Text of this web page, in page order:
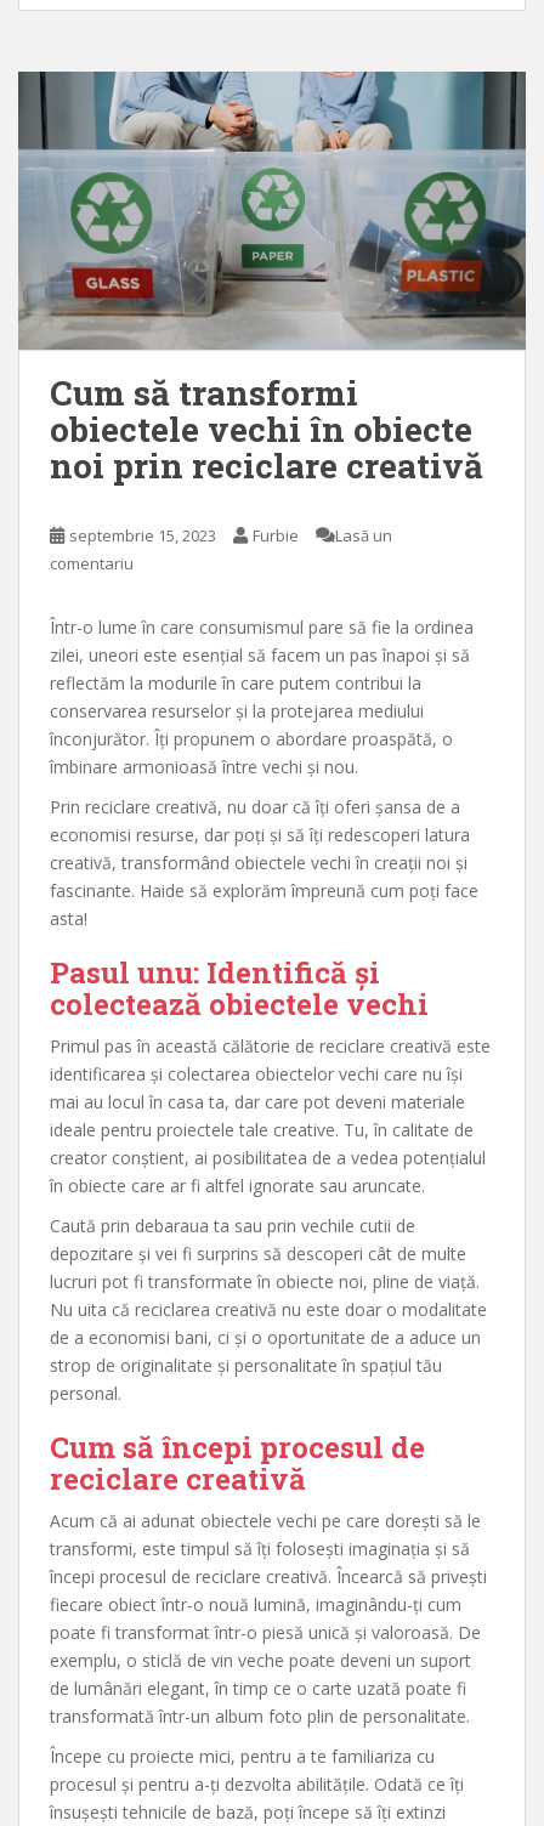
Cum să transformi
obiectele vechi în obiecte
noi prin reciclare creativă
septembrie 15, 2023 Furbie
Lasă un
comentariu
Într-o lume în care consumismul pare să fie la ordinea
zilei, uneori este esențial să facem un pas înapoi și să
reflectăm la modurile în care putem contribui la
conservarea resurselor și la protejarea mediului
înconjurător. Îți propunem o abordare proaspătă, o
îmbinare armonioasă între vechi și nou.
Prin reciclare creativă, nu doar că îți oferi șansa de a
economisi resurse, dar poți și să îți redescoperi latura
creativă, transformând obiectele vechi în creații noi și
fascinante. Haide să explorăm împreună cum poți face
asta!
Pasul unu: Identifică și
colectează obiectele vechi
Primul pas în această călătorie de reciclare creativă este
identificarea și colectarea obiectelor vechi care nu își
mai au locul în casa ta, dar care pot deveni materiale
ideale pentru proiectele tale creative. Tu, în calitate de
creator conștient, ai posibilitatea de a vedea potențialul
în obiecte care ar fi altfel ignorate sau aruncate.
Caută prin debaraua ta sau prin vechile cutii de
depozitare și vei fi surprins să descoperi cât de multe
lucruri pot fi transformate în obiecte noi, pline de viață.
Nu uita că reciclarea creativă nu este doar o modalitate
de a economisi bani, ci și o oportunitate de a aduce un
strop de originalitate și personalitate în spațiul tău
personal.
Cum să începi procesul de
reciclare creativă
Acum că ai adunat obiectele vechi pe care dorești să le
transformi, este timpul să îți folosești imaginația și să
începi procesul de reciclare creativă. Încearcă să privești
fiecare obiect într-o nouă lumină, imaginându-ți cum
poate fi transformat într-o piesă unică și valoroasă. De
exemplu, o sticlă de vin veche poate deveni un suport
de lumânări elegant, în timp ce o carte uzată poate fi
transformată într-un album foto plin de personalitate.
Începe cu proiecte mici, pentru a te familiariza cu
procesul și pentru a-ți dezvolta abilitățile. Odată ce îți
însușești tehnicile de bază, poți începe să îți extinzi